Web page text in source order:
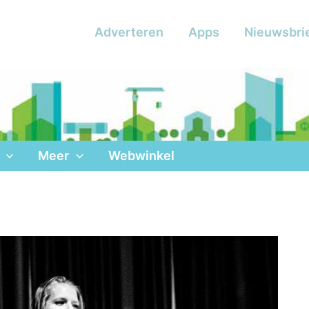
Adverteren Apps
Meer Webwinkel